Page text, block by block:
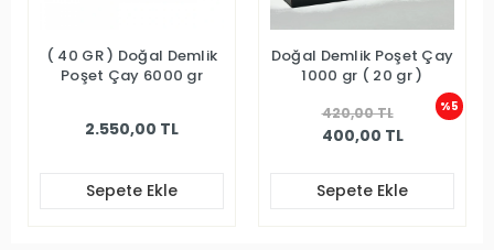
( 40 GR ) Doğal Demlik
Poşet Çay 6000 gr
2.550,00 TL
Sepete Ekle
%5
Doğal Demlik Poşet Çay
1000 gr ( 20 gr )
420,00 TL
400,00 TL
Sepete Ekle